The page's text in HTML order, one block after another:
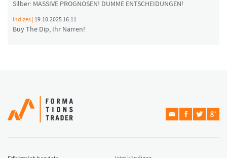
Silber: MASSIVE PROGNOSEN! DUMME ENTSCHEIDUNGEN!
Indizes | 19.10.2025 16:11
Buy The Dip, Ihr Narren!